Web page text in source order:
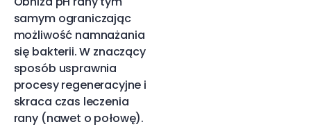
samym ograniczając
możliwość namnażania
się bakterii. W znaczący
sposób usprawnia
procesy regeneracyjne i
skraca czas leczenia
rany (nawet o połowę).